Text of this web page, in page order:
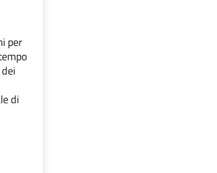
per
di